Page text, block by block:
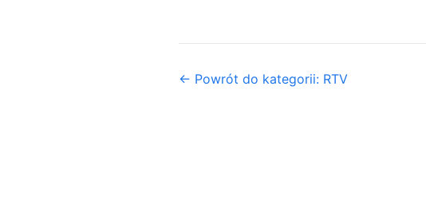
← Powrót do kategorii: RTV